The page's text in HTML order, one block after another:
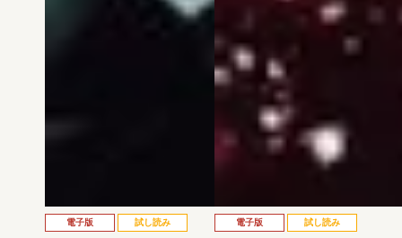
電子版 試し読み 電子版 試し読み